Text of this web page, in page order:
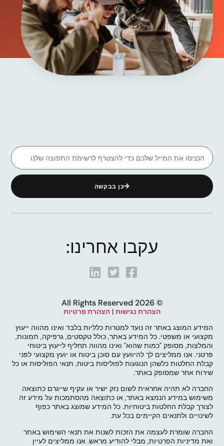
כן בבקשה
עקבו אחרינו:
© 2026 All Rights Reserved
הצהרת נגישות | הצהרת פרטיות
המידע המוצג באתר זה נועד למטרות כלליות בלבד ואינו מהווה ייעוץ
מקצועי או משפטי. כל המידע באתר, כולל טקסטים, גרפיקה, תמונות,
והמלצות, מסופק "כמות שהוא" ואינו מהווה תחליף לייעוץ ביטוחי
פרטני. אנו ממליצים לך להיוועץ עם סוכן ביטוח או יועץ מקצועי לפני
קבלת החלטות כלשהן הנוגעות לפוליסות ביטוח, תנאי הפוליסות או כל
שירות אחר שמסופק באתר.
החברה לא תהיה אחראית לשום נזק ישיר או עקיף שייגרם כתוצאה
משימוש במידע הנמצא באתר, או כתוצאה מהסתמכות על מידע זה
לצורך קבלת החלטות ביטוחיות. כל המידע שמוצג באתר כפוף
לשינויים ולתנאים הקיימים בכל עת.
החברה שומרת לעצמה את הזכות לשנות את תנאי השימוש באתר
ואת מדיניות הפרטיות, מבלי להודיע מראש. אנו ממליצים לעיין